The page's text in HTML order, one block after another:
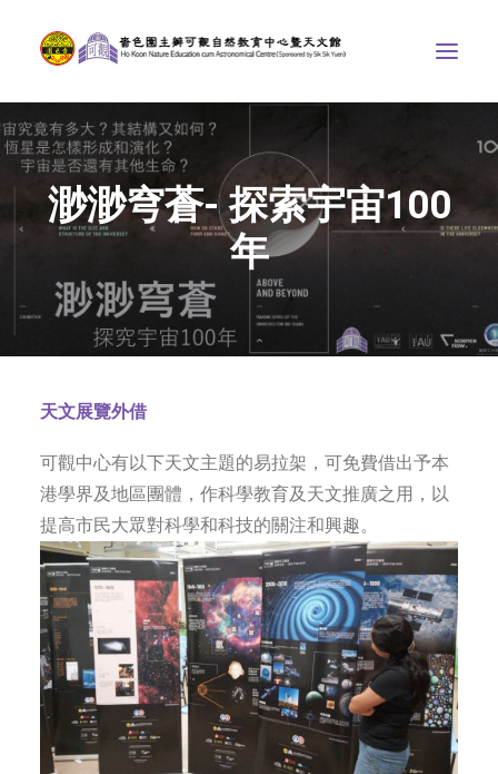
中心介紹
學界課程
天文館
博物天地
比賽/專題計劃
SEARCH
ENGLISH
首頁
社交平台
字型大小
渺渺穹蒼- 探索宇宙100
年
天文展覽外借
可觀中心有以下天文主題的易拉架，可免費借出予本
港學界及地區團體，作科學教育及天文推廣之用，以
提高市民大眾對科學和科技的關注和興趣。